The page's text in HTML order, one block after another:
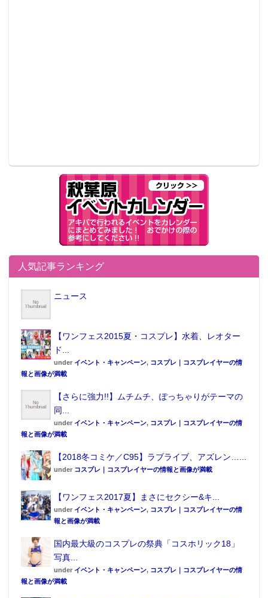
人気記事ランキング
ニュース
【ワンフェス2015夏・コスプレ】水着、レオター
ド...
under イベント・キャンペーン, コスプレ｜コスプレイヤーの情
報と画像が満載
【さらに強力!!】ムチムチ、ぽっちゃりがテーマの
同...
under イベント・キャンペーン, コスプレ｜コスプレイヤーの情
報と画像が満載
【2018冬コミケ／C95】ラブライブ、アズレン…...
under コスプレ｜コスプレイヤーの情報と画像が満載
【ワンフェス2017夏】まさにセクシー&キ...
under イベント・キャンペーン, コスプレ｜コスプレイヤーの情
報と画像が満載
国内最大級のコスプレの祭典「コスホリック18」
写真...
under イベント・キャンペーン, コスプレ｜コスプレイヤーの情
報と画像が満載